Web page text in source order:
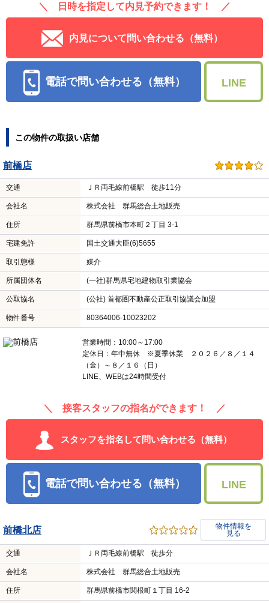
＼ 日時を指定して内見予約できます！ ／
内見について問い合わせる（無料）
電話で問い合わせる（無料） LINE
この物件の取扱い店舗
前橋店
交通 ＪＲ両毛線前橋駅 徒歩11分
会社名 株式会社 群馬総合土地販売
住所 群馬県前橋市本町２丁目 3-1
宅建免許 国土交通大臣(6)5655
取引態様 媒介
所属団体名 (一社)群馬県宅地建物取引業協会
公取協名 (公社) 首都圏不動産公正取引協議会加盟
物件番号 80364006-10023202
営業時間：10:00～17:00
定休日：年中無休 ※夏季休業 ２０２６／８／１４
（金）～８／１６（日）
LINE、WEBは24時間受付
＼ 接客スタッフの指名ができます！ ／
スタッフを指名して問い合わせる（無料）
電話で問い合わせる（無料） LINE
前橋北店
物件情報を
見る
交通 ＪＲ両毛線前橋駅 徒歩分
会社名 株式会社 群馬総合土地販売
住所 群馬県前橋市関根町１丁目 16-2